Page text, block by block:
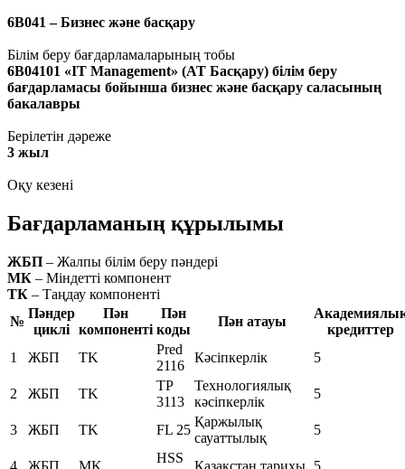
6B041 – Бизнес және басқару
Білім беру бағдарламаларының тобы
6B04101 «IT Management» (АТ Басқару) білім беру
бағдарламасы бойынша бизнес және басқару саласының
бакалавры
Берілетін дәреже
3 жыл
Оқу кезені
Бағдарламаның құрылымы
ЖБП – Жалпы білім беру пәндері
МК – Міндетті компонент
ТК – Таңдау компоненті
№
Пәндер
циклі
Пән
компоненті
Пән
коды
Пән атауы
кредиттер
1
ЖБП TK
Pred
2116
Кәсіпкерлік 5
2 ЖБП TK
TP
3113
Технологиялық
кәсіпкерлік
5
3 ЖБП TK FL 25
Қаржылық
сауаттылық
5
4 ЖБП MK
HSS
Қазақстан тарихы 5